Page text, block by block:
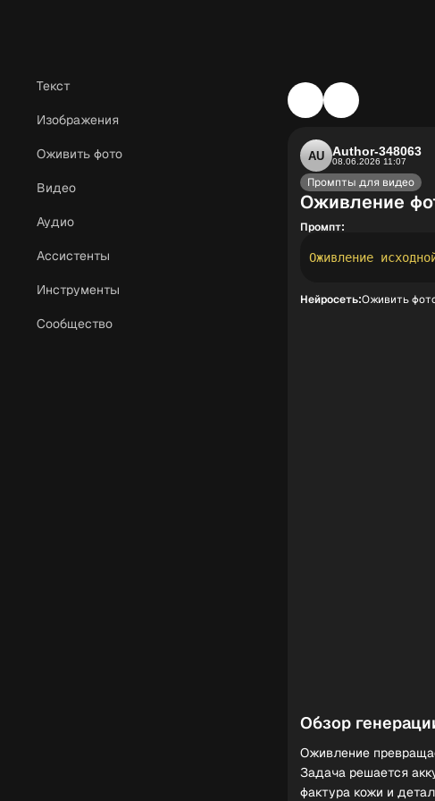
Текст
Изображения
Оживить фото
Видео
Аудио
Ассистенты
Инструменты
Сообщество
AU Author-348063
08.06.2026 11:07
Промпты для видео
Оживление
Промпт:
Нейросеть:Оживить
Обзор
Оживление
Задача решается
фактура кожи и